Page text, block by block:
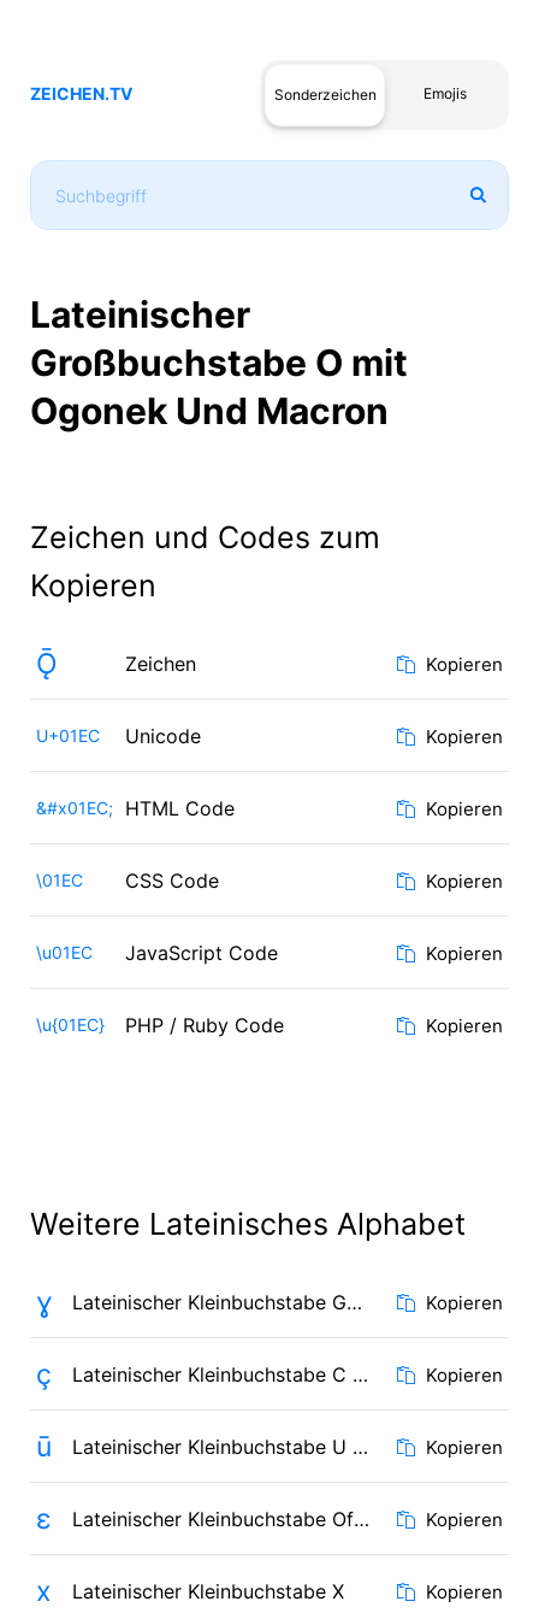
ZEICHEN.TV Sonderzeichen Emojis
Lateinischer
Großbuchstabe O mit
Ogonek Und Macron
Zeichen und Codes zum
Kopieren
Ǭ Zeichen Kopieren
U+01EC Unicode Kopieren
&#x01EC; HTML Code Kopieren
\01EC CSS Code Kopieren
\u01EC JavaScript Code Kopieren
\u{01EC} PHP / Ruby Code Kopieren
Weitere Lateinisches Alphabet
ɣ Lateinischer Kleinbuchstabe Gamma Kopieren
ç Lateinischer Kleinbuchstabe C mit Häkchen Kopieren
ū Lateinischer Kleinbuchstabe U mit Makron Kopieren
ɛ Lateinischer Kleinbuchstabe Offenes E Kopieren
x Lateinischer Kleinbuchstabe X Kopieren